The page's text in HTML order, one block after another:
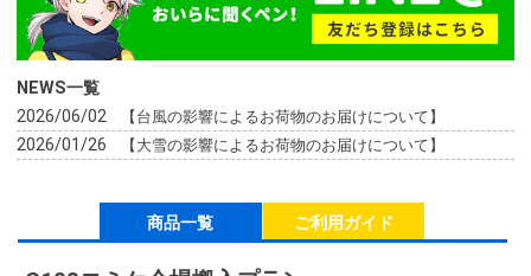
NEWS一覧
2026/06/02
【台風の影響によるお荷物のお届けについて】
2026/01/26 【大雪の影響によるお荷物のお届けについて】
商品一覧 ご利用ガイド